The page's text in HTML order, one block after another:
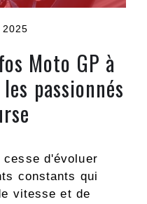
Moto GP à
passionnés
cesse d'évoluer
constants qui
vitesse et de